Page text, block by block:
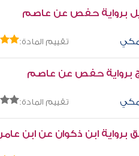
برواية حفص عن عاصم
تقييم المادة:
برواية حفص عن عاصم
تقييم المادة:
برواية ابن ذكوان عن ابن عامر